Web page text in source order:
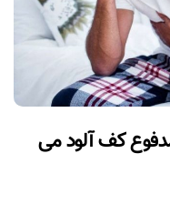
کف آلود می